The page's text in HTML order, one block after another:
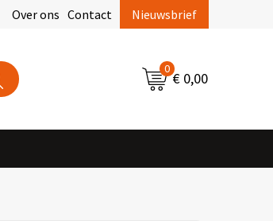
Over ons Contact Nieuwsbrief
0
€ 0,00